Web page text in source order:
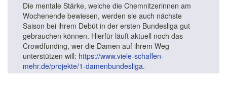
Die mentale Stärke, welche die Chemnitzerinnen am
Wochenende bewiesen, werden sie auch nächste
Saison bei ihrem Debüt in der ersten Bundesliga gut
gebrauchen können. Hierfür läuft aktuell noch das
Crowdfunding, wer die Damen auf ihrem Weg
unterstützen will: https://www.viele-schaffen-
mehr.de/projekte/1-damenbundesliga.